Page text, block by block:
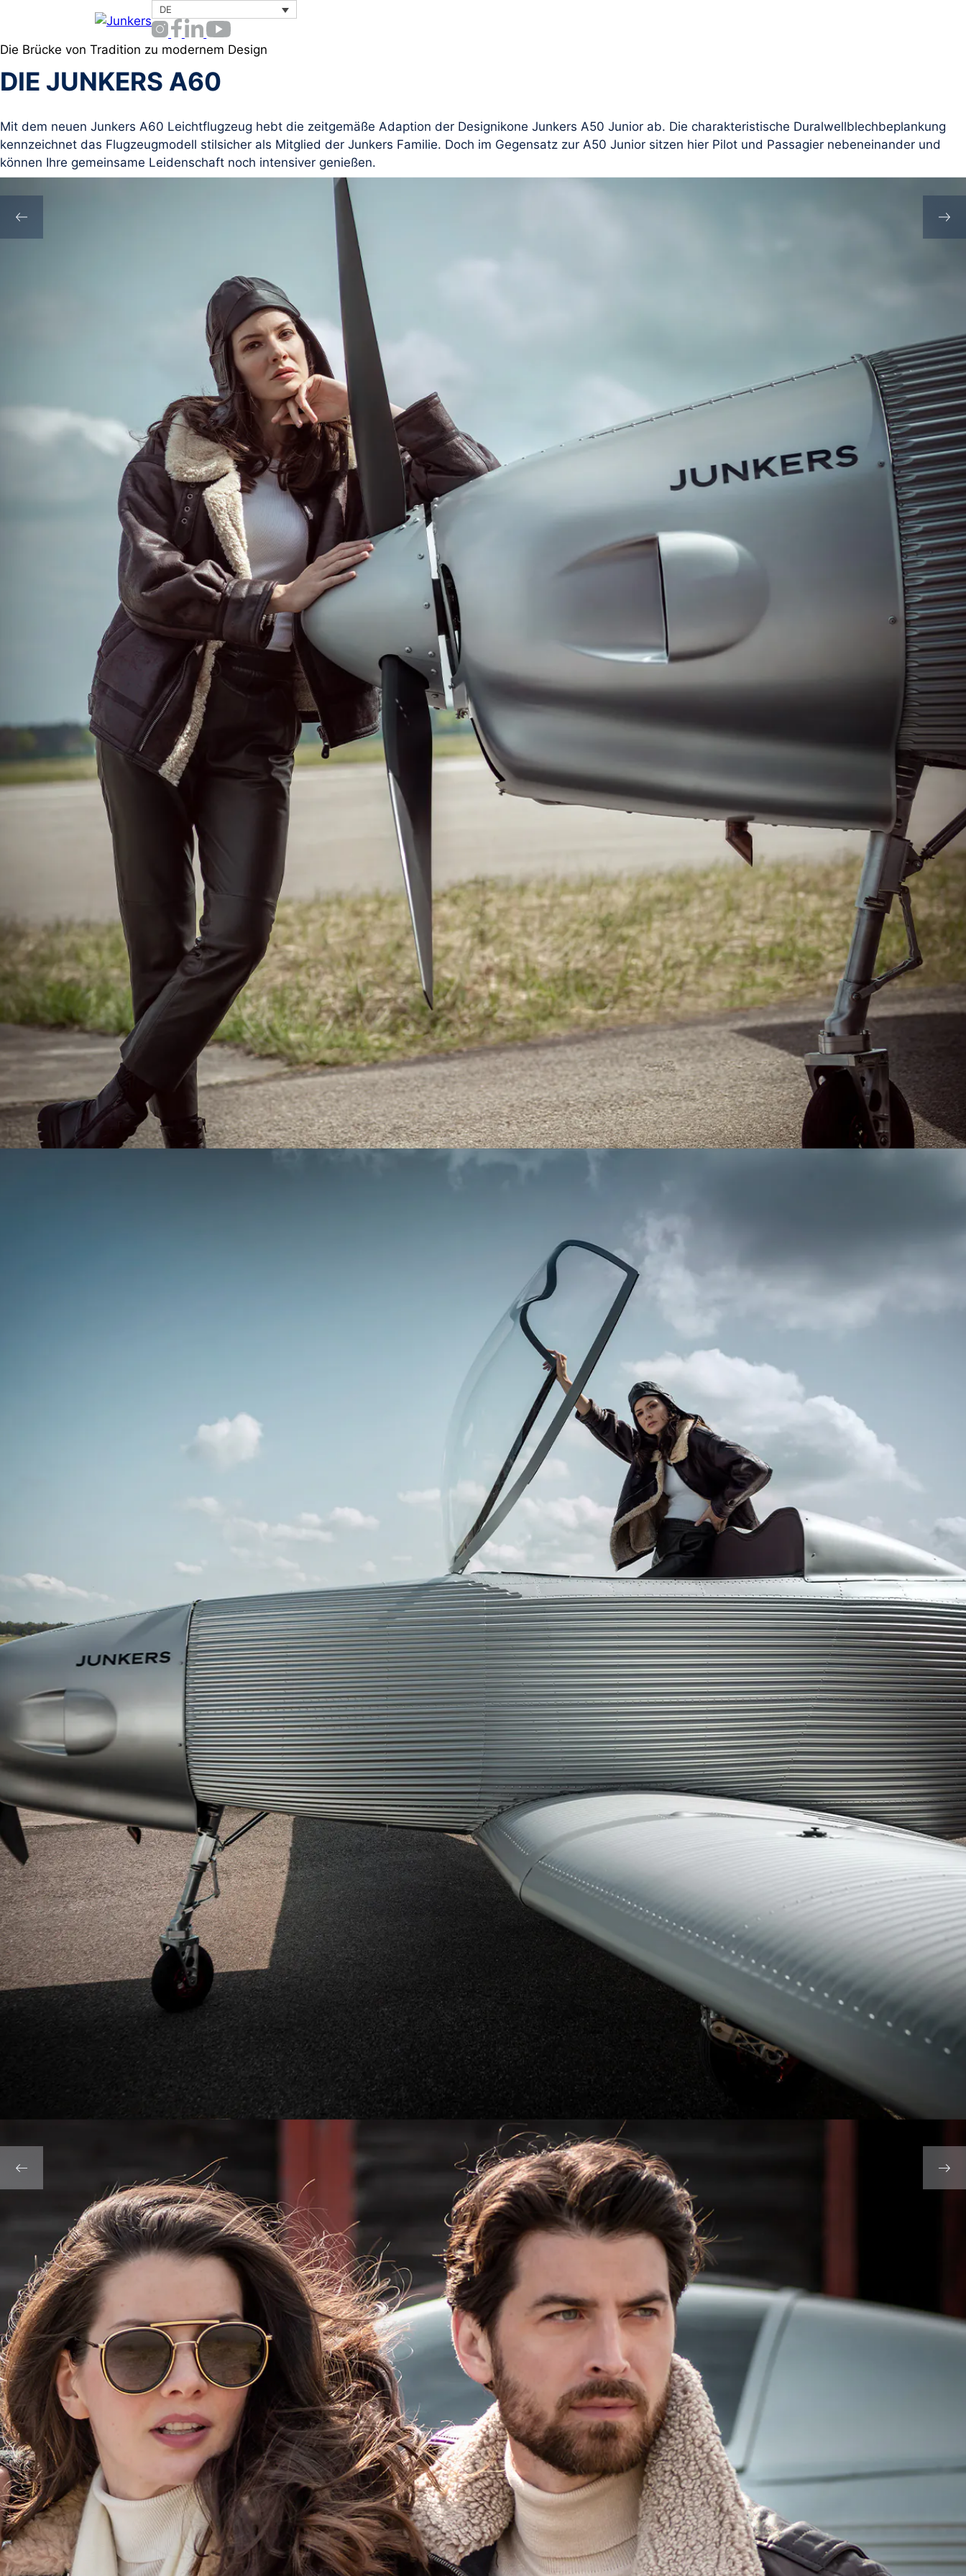
springen
DE
DIE JUNKERS A60
Die Brücke von Tradition zu modernem Design
Mit dem neuen Junkers A60 Leichtflugzeug hebt die zeitgemäße Adaption der Designikone Junkers A50 Junior ab. Die charakteristische Duralwellblechbeplankung
kennzeichnet das Flugzeugmodell stilsicher als Mitglied der Junkers Familie. Doch im Gegensatz zur A50 Junior sitzen hier Pilot und Passagier nebeneinander und
können Ihre gemeinsame Leidenschaft noch intensiver genießen.
Download Broschüre